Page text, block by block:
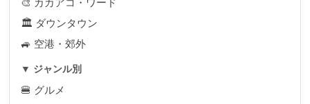
🎨 カカアコ・ワード
🏛 ダウンタウン
🚙 空港・郊外
▼ ジャンル別
🍔 グルメ